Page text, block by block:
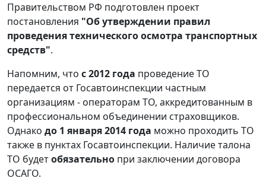
Правительством РФ подготовлен проект
постановления "Об утверждении правил
проведения технического осмотра транспортных
средств".
Напомним, что с 2012 года проведение ТО
передается от Госавтоинспекции частным
организациям - операторам ТО, аккредитованным в
профессиональном объединении страховщиков.
Однако до 1 января 2014 года можно проходить ТО
также в пунктах Госавтоинспекции. Наличие талона
ТО будетобязательно при заключении договора
ОСАГО.